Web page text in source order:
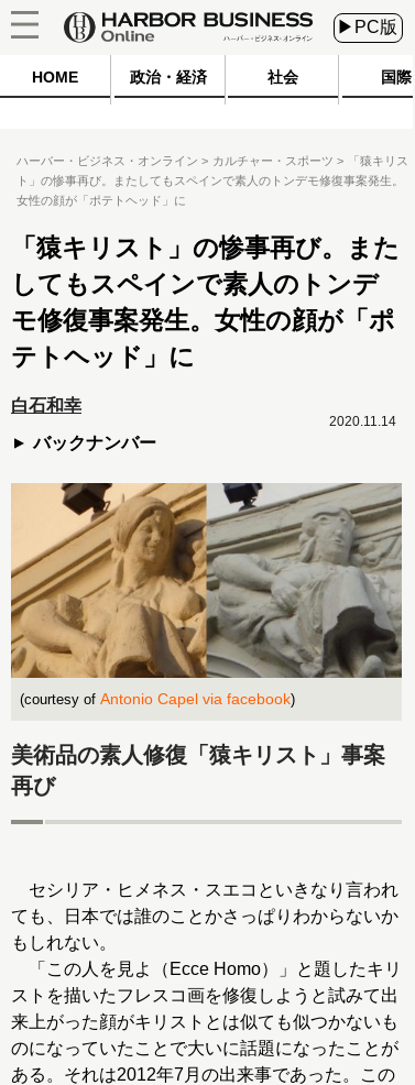
▶PC版
HOME 政治・経済 社会 国際
ハーバー・ビジネス・オンライン カルチャー・スポーツ
「猿キリス
ト」の惨事再び。またしてもスペインで素人のトンデモ修復事案発生。
女性の顔が「ポテトヘッド」に
「猿キリスト」の惨事再び。また
してもスペインで素人のトンデ
モ修復事案発生。女性の顔が「ポ
テトヘッド」に
白石和幸
バックナンバー
2020.11.14
(courtesy of Antonio Capel via facebook)
美術品の素人修復「猿キリスト」事案
再び
セシリア・ヒメネス・スエコといきなり言われ
ても、日本では誰のことかさっぱりわからないか
もしれない。
「この人を見よ（Ecce Homo）」と題したキリ
ストを描いたフレスコ画を修復しようと試みて出
来上がった顔がキリストとは似ても似つかないも
のになっていたことで大いに話題になったことが
ある。それは2012年7月の出来事であった。この